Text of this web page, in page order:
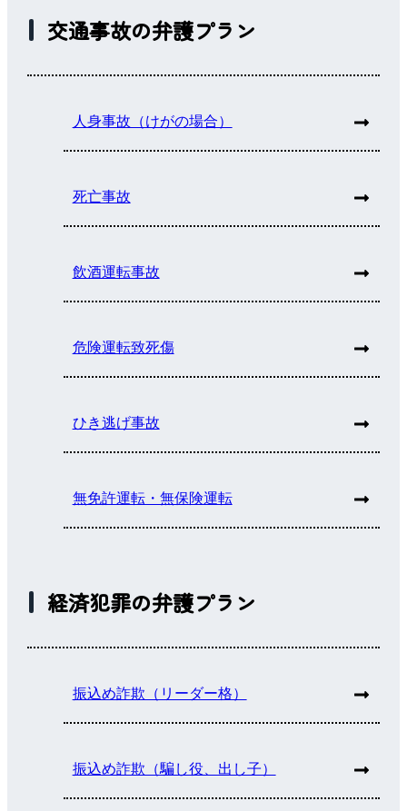
交通事故の弁護プラン
人身事故（けがの場合）
死亡事故
飲酒運転事故
危険運転致死傷
ひき逃げ事故
無免許運転・無保険運転
経済犯罪の弁護プラン
振込め詐欺（リーダー格）
振込め詐欺（騙し役、出し子）